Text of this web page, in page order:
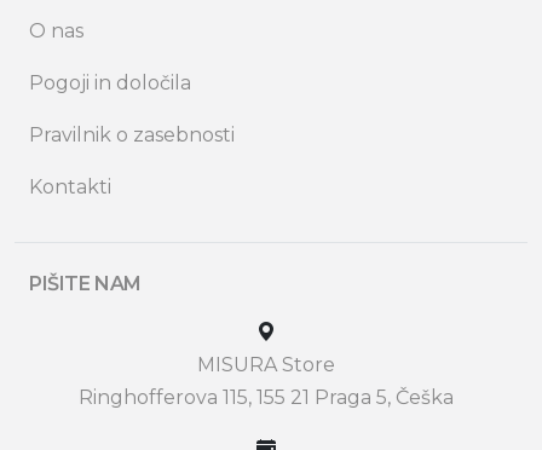
O nas
Pogoji in določila
Pravilnik o zasebnosti
Kontakti
PIŠITE NAM
MISURA Store
Ringhofferova 115, 155 21 Praga 5, Češka